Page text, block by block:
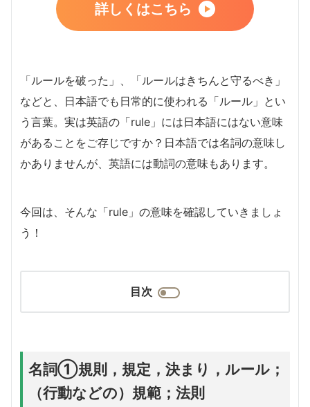
詳しくはこちら
「ルールを破った」、「ルールはきちんと守るべき」
などと、日本語でも日常的に使われる「ルール」とい
う言葉。実は英語の「rule」には日本語にはない意味
があることをご存じですか？日本語では名詞の意味し
かありませんが、英語には動詞の意味もあります。
今回は、そんな「rule」の意味を確認していきましょ
う！
目次
名詞①規則，規定，決まり，ルール；
（行動などの）規範；法則